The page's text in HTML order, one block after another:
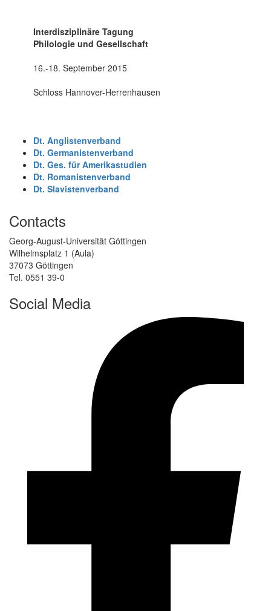
Interdisziplinäre Tagung
Philologie und Gesellschaft
16.-18. September 2015
Schloss Hannover-Herrenhausen
Dt. Anglistenverband
Dt. Germanistenverband
Dt. Ges. für Amerikastudien
Dt. Romanistenverband
Dt. Slavistenverband
Contacts
Georg-August-Universität Göttingen
Wilhelmsplatz 1 (Aula)
37073 Göttingen
Tel. 0551 39-0
Social Media